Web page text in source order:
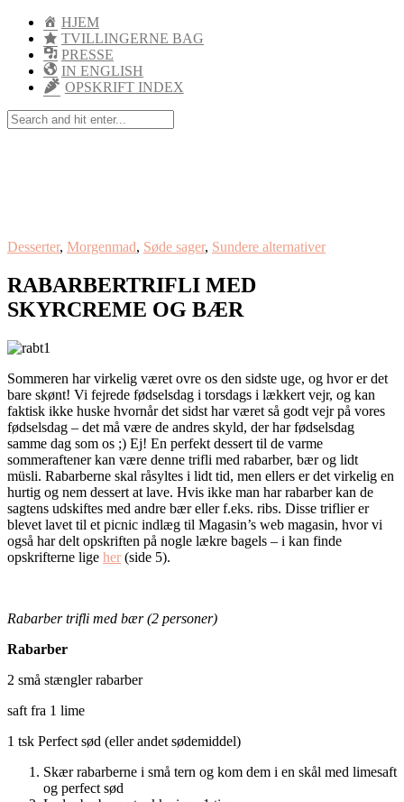
HJEM
TVILLINGERNE BAG
PRESSE
IN ENGLISH
OPSKRIFT INDEX
Desserter, Morgenmad, Søde sager, Sundere alternativer
RABARBERTRIFLI MED
SKYRCREME OG BÆR
Sommeren har virkelig været ovre os den sidste uge, og hvor er det
bare skønt! Vi fejrede fødselsdag i torsdags i lækkert vejr, og kan
faktisk ikke huske hvornår det sidst har været så godt vejr på vores
fødselsdag – det må være de andres skyld, der har fødselsdag
samme dag som os ;) Ej! En perfekt dessert til de varme
sommeraftener kan være denne trifli med rabarber, bær og lidt
müsli. Rabarberne skal råsyltes i lidt tid, men ellers er det virkelig en
hurtig og nem dessert at lave. Hvis ikke man har rabarber kan de
sagtens udskiftes med andre bær eller f.eks. ribs. Disse triflier er
blevet lavet til et picnic indlæg til Magasin’s web magasin, hvor vi
også har delt opskriften på nogle lækre bagels – i kan finde
opskrifterne lige her (side 5).
Rabarber trifli med bær (2 personer)
Rabarber
2 små stængler rabarber
saft fra 1 lime
1 tsk Perfect sød (eller andet sødemiddel)
Skær rabarberne i små tern og kom dem i en skål med limesaft
og perfect sød